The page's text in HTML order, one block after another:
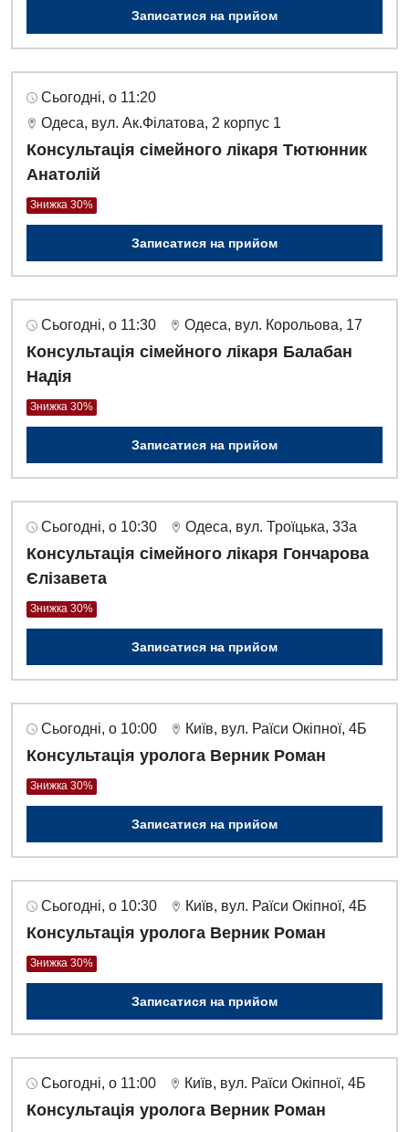
Записатися на прийом
Сьогодні, о 11:20
Одеса, вул. Ак.Філатова, 2 корпус 1
Консультація сімейного лікаря Тютюнник
Анатолій
Знижка 30%
Записатися на прийом
Сьогодні, о 11:30 Одеса, вул. Корольова, 17
Консультація сімейного лікаря Балабан
Надія
Знижка 30%
Записатися на прийом
Сьогодні, о 10:30 Одеса, вул. Троїцька, 33а
Консультація сімейного лікаря Гончарова
Єлізавета
Знижка 30%
Записатися на прийом
Сьогодні, о 10:00 Київ, вул. Раїси Окіпної, 4Б
Консультація уролога Верник Роман
Знижка 30%
Записатися на прийом
Сьогодні, о 10:30 Київ, вул. Раїси Окіпної, 4Б
Консультація уролога Верник Роман
Знижка 30%
Записатися на прийом
Сьогодні, о 11:00 Київ, вул. Раїси Окіпної, 4Б
Консультація уролога Верник Роман